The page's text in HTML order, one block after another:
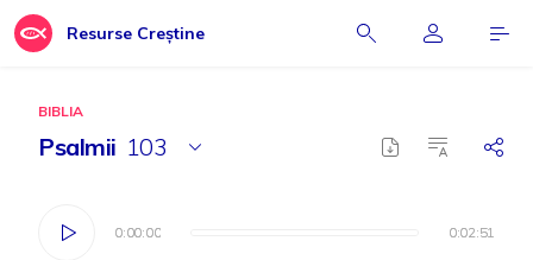
Resurse Creștine
BIBLIA
Psalmii 103
0:00:00 0:02:51
0:00:00 0:02:51